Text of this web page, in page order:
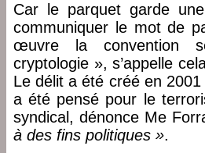
Car le parquet garde
communiquer le mot de
œuvre la convention
cryptologie », s’appelle
Le délit a été créé en
a été pensé pour le
syndical, dénonce Me
à des fins politiques ».